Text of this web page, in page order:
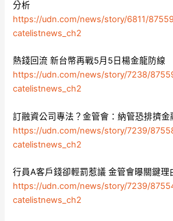
分析
https://udn.com/news/story/6811/
catelistnews_ch2
熱錢回流 新台幣再戰5月5日楊金龍防線
https://udn.com/news/story/7238/
catelistnews_ch2
訂融資公司專法？金管會：納管恐排擠金
https://udn.com/news/story/7239/
catelistnews_ch2
行員A客戶錢卻輕罰惹議 金管會曝關鍵理
https://udn.com/news/story/7239/
catelistnews_ch2